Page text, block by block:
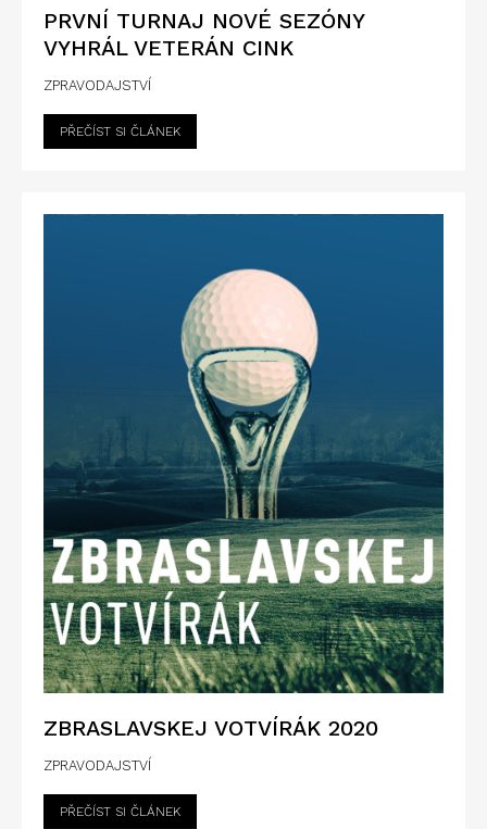
PRVNÍ TURNAJ NOVÉ SEZÓNY
VYHRÁL VETERÁN CINK
ZPRAVODAJSTVÍ
PŘEČÍST SI ČLÁNEK
ZBRASLAVSKEJ VOTVÍRÁK 2020
ZPRAVODAJSTVÍ
PŘEČÍST SI ČLÁNEK